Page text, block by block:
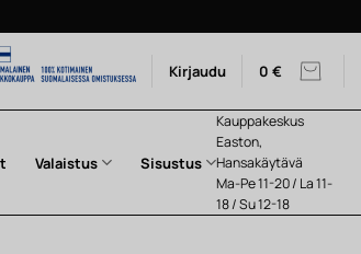
Kirjaudu 0 €
Valaistus Sisustus
Kauppakeskus
Easton,
Hansakäytävä
Ma-Pe 11-20 / La 11-
18 / Su 12-18